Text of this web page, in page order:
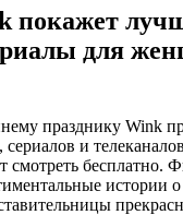
покажет
для
празднику Wink
и
смотреть бесплатно.
истории